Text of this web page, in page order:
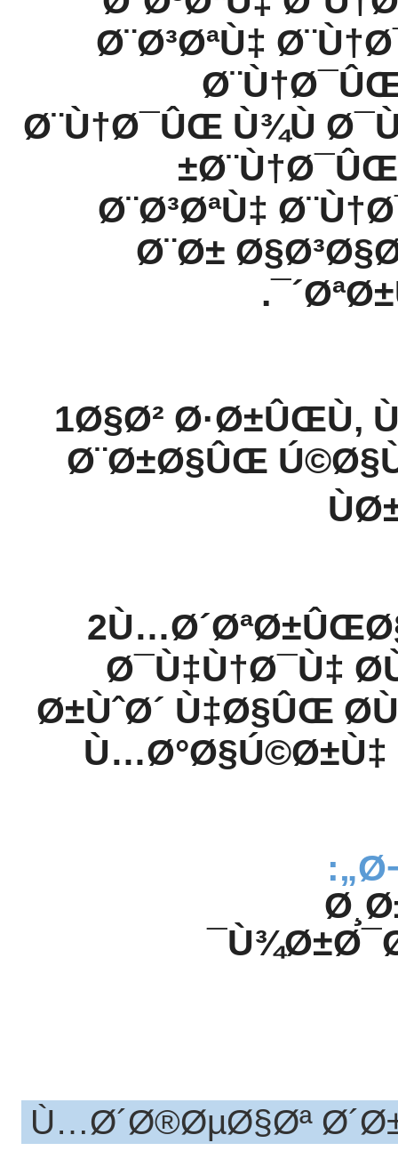
Ø¨Ø³ØªÙ‡
Ø¨Ù†Ø¯ÛŒ Ù¾Ù
Ø¨Ø³ØªÙ‡
Ø¨Ø±
1Ø§Ø² Ø·Ø±ÛŒÙ‚
Ø¨Ø±Ø§ÛŒ
Ø¯Ù‡Ù†Ø¯Ù‡
Ø±ÙˆØ´ Ù‡Ø§ÛŒ
Ù…Ø´Ø®ØµØ§Øª